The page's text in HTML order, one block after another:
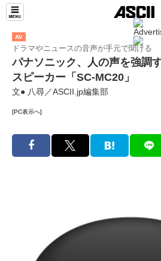
AV
ドラマやニュースの音声が手元で聞ける
パナソニック、人の声を強調
スピーカー「SC-MC20」
文● 八尋／ASCII.jp編集部
[PC表示へ]